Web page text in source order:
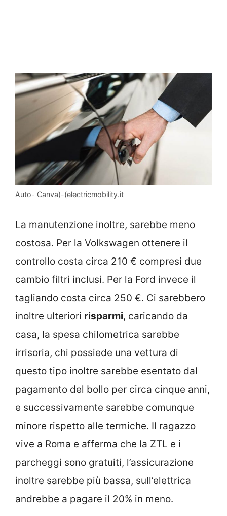
Auto- Canva)-(electricmobility.it
La manutenzione inoltre, sarebbe meno
costosa. Per la Volkswagen ottenere il
controllo costa circa 210 € compresi due
cambio filtri inclusi. Per la Ford invece il
tagliando costa circa 250 €. Ci sarebbero
inoltre ulteriori risparmi, caricando da
casa, la spesa chilometrica sarebbe
irrisoria, chi possiede una vettura di
questo tipo inoltre sarebbe esentato dal
pagamento del bollo per circa cinque anni,
e successivamente sarebbe comunque
minore rispetto alle termiche. Il ragazzo
vive a Roma e afferma che la ZTL e i
parcheggi sono gratuiti, l’assicurazione
inoltre sarebbe più bassa, sull’elettrica
andrebbe a pagare il 20% in meno.